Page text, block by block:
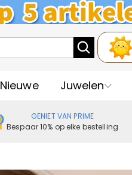
Nieuwe Juwelen
GENIET VAN PRIME
Bespaar 10% op elke bestelling